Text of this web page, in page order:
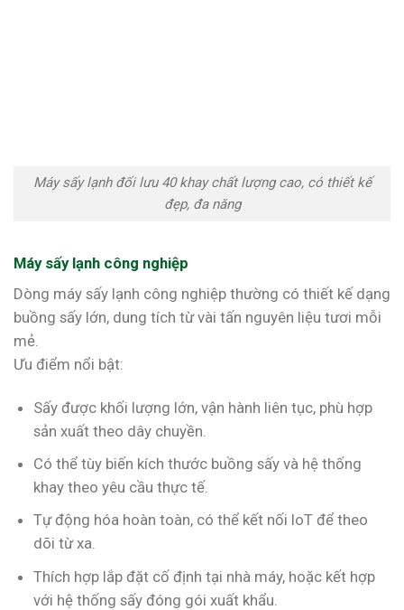
Máy sấy lạnh đối lưu 40 khay chất lượng cao, có thiết kế
đẹp, đa năng
Máy sấy lạnh công nghiệp
Dòng máy sấy lạnh công nghiệp thường có thiết kế dạng
buồng sấy lớn, dung tích từ vài tấn nguyên liệu tươi mỗi
mẻ.
Ưu điểm nổi bật:
Sấy được khối lượng lớn, vận hành liên tục, phù hợp
sản xuất theo dây chuyền.
Có thể tùy biến kích thước buồng sấy và hệ thống
khay theo yêu cầu thực tế.
Tự động hóa hoàn toàn, có thể kết nối IoT để theo
dõi từ xa.
Thích hợp lắp đặt cố định tại nhà máy, hoặc kết hợp
với hệ thống sấy đóng gói xuất khẩu.